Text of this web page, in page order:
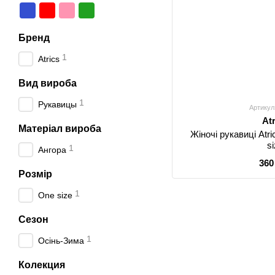
Жіночі рукавиці
Бренд
Atrics 1
Вид вироба
Рукавицы 1
Матеріал вироба
Ангора 1
Розмір
One size 1
Сезон
Осінь-Зима 1
Колекция